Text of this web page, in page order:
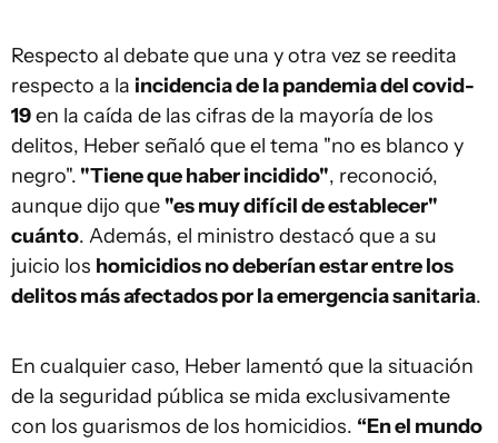
Respecto al debate que una y otra vez se reedita
respecto a la incidencia de la pandemia del covid-
19en la caída de las cifras de la mayoría de los
delitos, Heber señaló que el tema "no es blanco y
negro". "Tiene que haber incidido", reconoció,
aunque dijo que "es muy difícil de establecer"
cuánto. Además, el ministro destacó que a su
juicio los homicidios no deberían estar entre los
delitos más afectados por la emergencia sanitaria.
En cualquier caso, Heber lamentó que la situación
de la seguridad pública se mida exclusivamente
con los guarismos de los homicidios. “En el mundo